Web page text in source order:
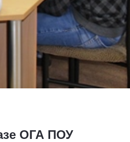
ОГА ПОУ